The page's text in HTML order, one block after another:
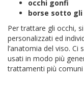
occhi gonfi
borse sotto gli
Per trattare gli occhi,
personalizzati ed
l’anatomia del viso.
usati in modo più
trattamenti più